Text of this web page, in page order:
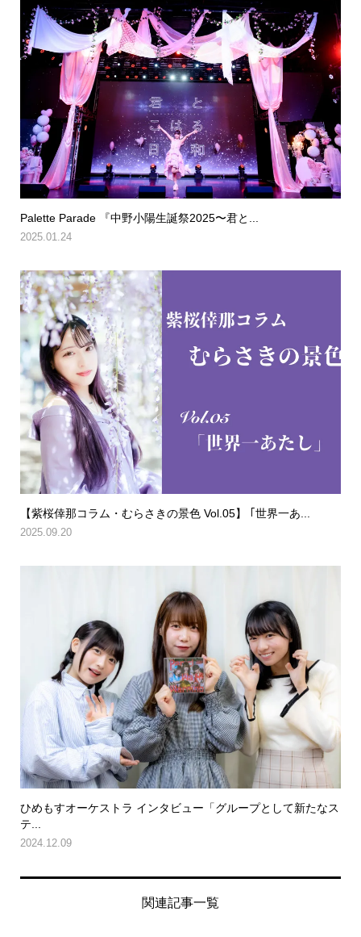
Palette Parade 『中野小陽生誕祭2025〜君と...
2025.01.24
【紫桜倖那コラム・むらさきの景色 Vol.05】 ｢世界一あ...
2025.09.20
ひめもすオーケストラ インタビュー「グループとして新たなス
テ...
2024.12.09
関連記事一覧